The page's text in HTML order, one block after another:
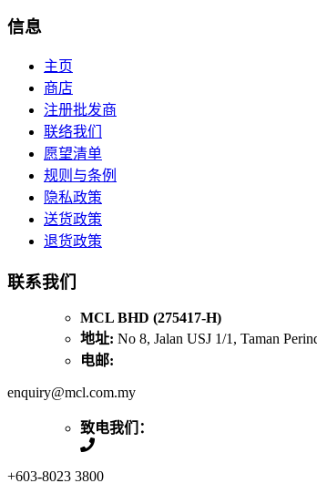
信息
主页
商店
注册批发商
联络我们
愿望清单
规则与条例
隐私政策
送货政策
退货政策
联系我们
MCL BHD (275417-H)
地址: No 8, Jalan USJ 1/1, Taman
电邮:
enquiry@mcl.com.my
致电我们：
+603-8023 3800